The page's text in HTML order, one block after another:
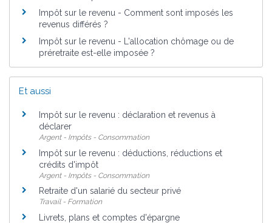
Impôt sur le revenu - Comment sont imposés les
revenus différés ?
Impôt sur le revenu - L'allocation chômage ou de
préretraite est-elle imposée ?
Et aussi
Impôt sur le revenu : déclaration et revenus à
déclarer
Argent - Impôts - Consommation
Impôt sur le revenu : déductions, réductions et
crédits d'impôt
Argent - Impôts - Consommation
Retraite d'un salarié du secteur privé
Travail - Formation
Livrets, plans et comptes d'épargne